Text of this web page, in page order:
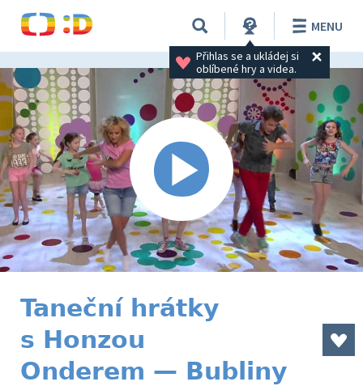
Přihlas se a ukládej si
oblíbené hry a videa.
MENU
Taneční hrátky
s Honzou
Onderem — Bubliny